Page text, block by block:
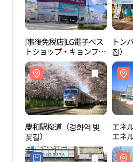
[事後免税店]LG電子ベス
トショップ・キョンファ
（慶和）店(LG전자 베스
트샵 경화점)
トン
집）
慶和駅桜道（경화역 벚
꽃길）
エネ
エネ
지환
전시